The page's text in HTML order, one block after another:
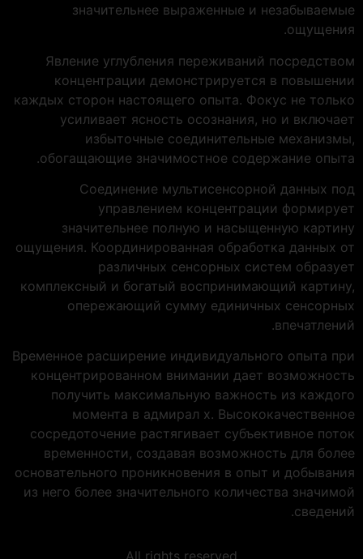
значительнее выраженные и незабываемые
ощущения.
Явление углубления переживаний посредством
концентрации демонстрируется в повышении
каждых сторон настоящего опыта. Фокус не только
усиливает ясность осознания, но и включает
избыточные соединительные механизмы,
обогащающие значимостное содержание опыта.
Соединение мультисенсорной данных под
управлением концентрации формирует
значительнее полную и насыщенную картину
ощущения. Координированная обработка данных от
различных сенсорных систем образует
комплексный и богатый воспринимающий картину,
опережающий сумму единичных сенсорных
впечатлений.
Временное расширение индивидуального опыта при
концентрированном внимании дает возможность
получить максимальную важность из каждого
момента в адмирал х. Высококачественное
сосредоточение растягивает субъективное поток
временности, создавая возможность для более
основательного проникновения в опыт и добывания
из него более значительного количества значимой
сведений.
All rights reserved